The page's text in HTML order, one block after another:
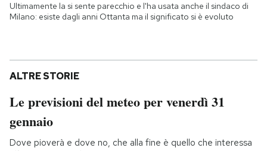
Ultimamente la si sente parecchio e l'ha usata anche il sindaco di
Milano: esiste dagli anni Ottanta ma il significato si è evoluto
ALTRE STORIE
Le previsioni del meteo per venerdì 31
gennaio
Dove pioverà e dove no, che alla fine è quello che interessa